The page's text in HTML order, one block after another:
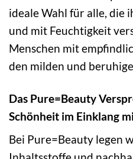
ideale Wahl für alle, die
und mit Feuchtigkeit
Menschen mit
den milden und
Das Pure=Beauty
Schönheit im Einklang
Bei Pure=Beauty legen